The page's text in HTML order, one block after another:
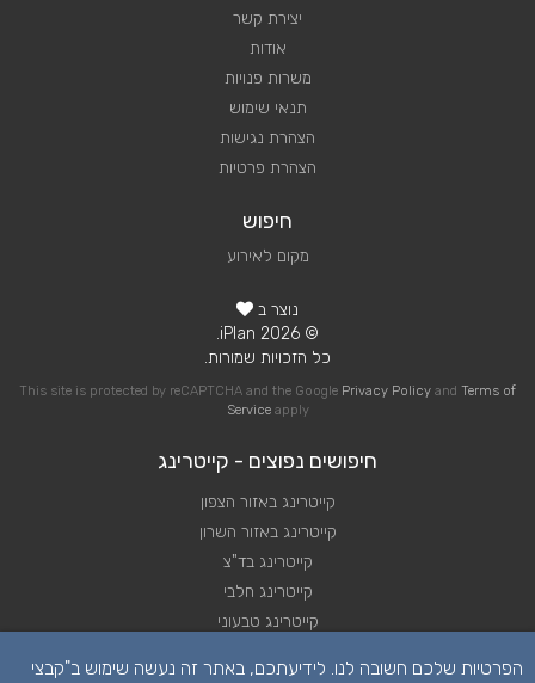
יצירת קשר
אודות
משרות פנויות
תנאי שימוש
הצהרת נגישות
הצהרת פרטיות
חיפוש
מקום לאירוע
נוצר ב
© 2026 iPlan.
כל הזכויות שמורות.
This site is protected by reCAPTCHA and the Google Privacy Policy and Terms of
Serviceapply
חיפושים נפוצים - קייטרינג
קייטרינג באזור הצפון
קייטרינג באזור השרון
קייטרינג בד"צ
קייטרינג חלבי
קייטרינג טבעוני
הפרטיות שלכם חשובה לנו. לידיעתכם, באתר זה נעשה שימוש ב"קבצי